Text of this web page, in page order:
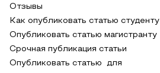
Отзывы
Как опубликовать статью студенту
Опубликовать статью магистранту
Срочная публикация статьи
Опубликовать статью для